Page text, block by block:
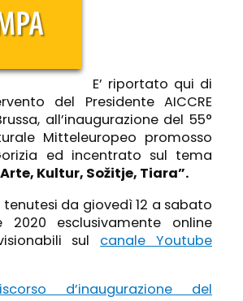
E’ riportato qui di
del Presidente AICCRE
all’inaugurazione del 55°
Mitteleuropeo promosso
ed incentrato sul tema
Kultur, Sožitje, Tiara”.
tenutesi da giovedì 12 a sabato
2020 esclusivamente online
sul canale Youtube
d’inaugurazione del